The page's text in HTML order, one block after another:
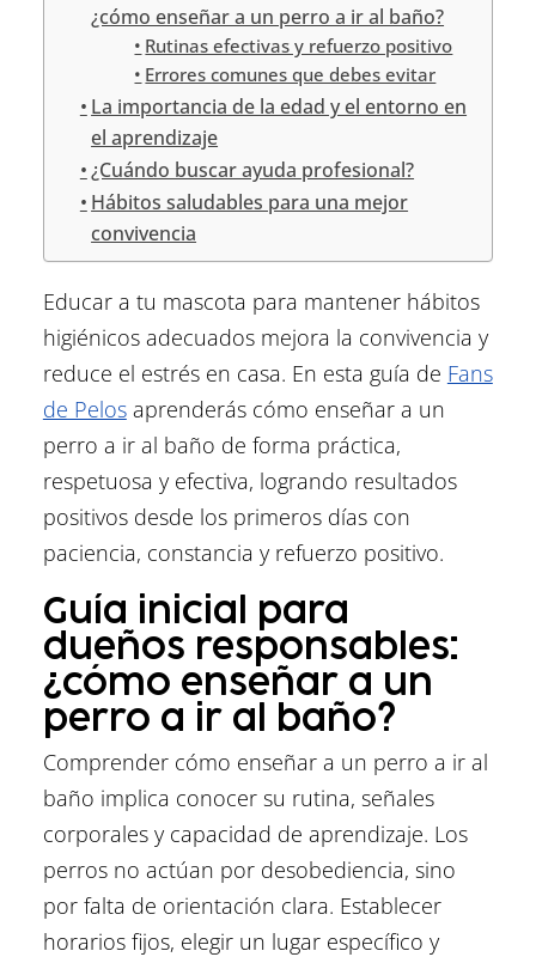
¿cómo enseñar a un perro a ir al baño?
Rutinas efectivas y refuerzo positivo
Errores comunes que debes evitar
La importancia de la edad y el entorno en
el aprendizaje
¿Cuándo buscar ayuda profesional?
Hábitos saludables para una mejor
convivencia
Educar a tu mascota para mantener hábitos
higiénicos adecuados mejora la convivencia y
reduce el estrés en casa. En esta guía de Fans
de Pelosaprenderás cómo enseñar a un
perro a ir al baño de forma práctica,
respetuosa y efectiva, logrando resultados
positivos desde los primeros días con
paciencia, constancia y refuerzo positivo.
Guía inicial para
dueños responsables:
¿cómo enseñar a un
perro a ir al baño?
Comprender cómo enseñar a un perro a ir al
baño implica conocer su rutina, señales
corporales y capacidad de aprendizaje. Los
perros no actúan por desobediencia, sino
por falta de orientación clara. Establecer
horarios fijos, elegir un lugar específico y